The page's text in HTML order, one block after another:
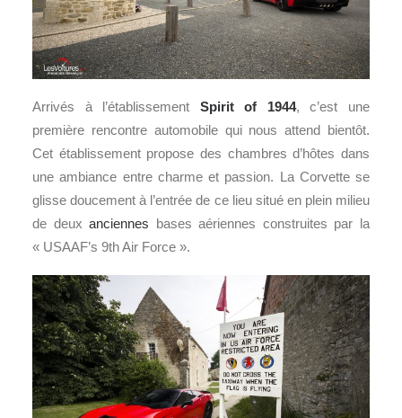
Arrivés à l’établissement Spirit of 1944, c’est une
première rencontre automobile qui nous attend bientôt.
Cet établissement propose des chambres d’hôtes dans
une ambiance entre charme et passion. La Corvette se
glisse doucement à l’entrée de ce lieu situé en plein milieu
de deuxanciennes bases aériennes construites par la
« USAAF’s 9th Air Force ».